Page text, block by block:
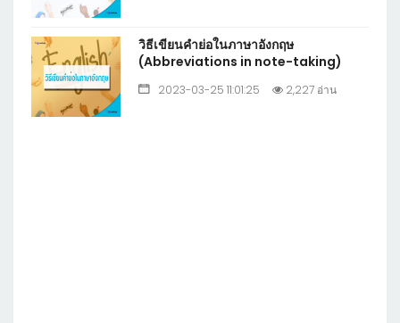
วิธีเขียนคำย่อในภาษาอังกฤษ
(Abbreviations in note-taking)
2023-03-25 11:01:25 2,227 อ่าน